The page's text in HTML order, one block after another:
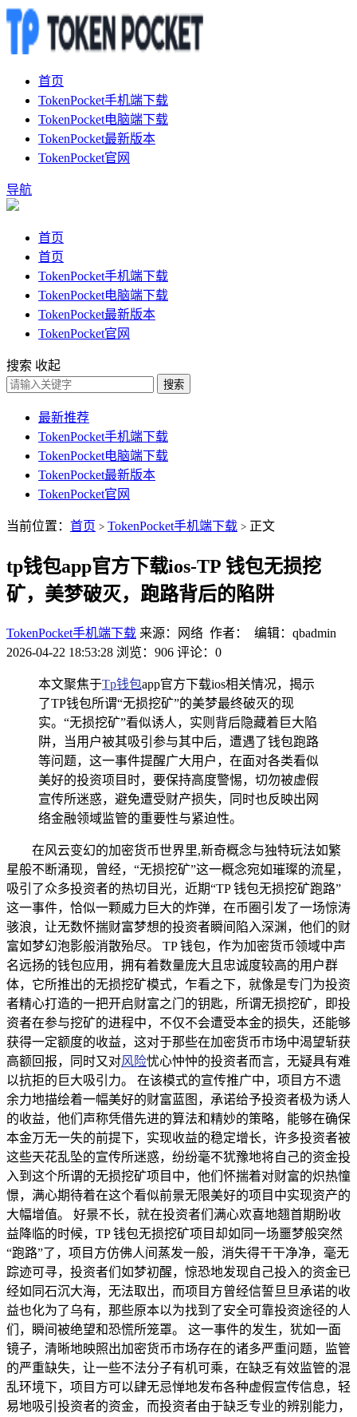
首页
TokenPocket手机端下载
TokenPocket电脑端下载
TokenPocket最新版本
TokenPocket官网
导航
首页
首页
TokenPocket手机端下载
TokenPocket电脑端下载
TokenPocket最新版本
TokenPocket官网
搜索 收起
搜索
最新推荐
TokenPocket手机端下载
TokenPocket电脑端下载
TokenPocket最新版本
TokenPocket官网
当前位置： 首页 > TokenPocket手机端下载 > 正文
tp钱包app官方下载ios-TP 钱包无损挖
矿，美梦破灭，跑路背后的陷阱
TokenPocket手机端下载 来源：网络 作者： 编辑：qbadmin
2026-04-22 18:53:28 浏览：906 评论：0
本文聚焦于Tp钱包app官方下载ios相关情况，揭示
了TP钱包所谓“无损挖矿”的美梦最终破灭的现
实。“无损挖矿”看似诱人，实则背后隐藏着巨大陷
阱，当用户被其吸引参与其中后，遭遇了钱包跑路
等问题，这一事件提醒广大用户，在面对各类看似
美好的投资项目时，要保持高度警惕，切勿被虚假
宣传所迷惑，避免遭受财产损失，同时也反映出网
络金融领域监管的重要性与紧迫性。
在风云变幻的加密货币世界里,新奇概念与独特玩法如繁
星般不断涌现，曾经，“无损挖矿”这一概念宛如璀璨的流星，
吸引了众多投资者的热切目光，近期“TP 钱包无损挖矿跑路”
这一事件，恰似一颗威力巨大的炸弹，在币圈引发了一场惊涛
骇浪，让无数怀揣财富梦想的投资者瞬间陷入深渊，他们的财
富如梦幻泡影般消散殆尽。 TP 钱包，作为加密货币领域中声
名远扬的钱包应用，拥有着数量庞大且忠诚度较高的用户群
体，它所推出的无损挖矿模式，乍看之下，就像是专门为投资
者精心打造的一把开启财富之门的钥匙，所谓无损挖矿，即投
资者在参与挖矿的进程中，不仅不会遭受本金的损失，还能够
获得一定额度的收益，这对于那些在加密货币市场中渴望斩获
高额回报，同时又对风险忧心忡忡的投资者而言，无疑具有难
以抗拒的巨大吸引力。 在该模式的宣传推广中，项目方不遗
余力地描绘着一幅美好的财富蓝图，承诺给予投资者极为诱人
的收益，他们声称凭借先进的算法和精妙的策略，能够在确保
本金万无一失的前提下，实现收益的稳定增长，许多投资者被
这些天花乱坠的宣传所迷惑，纷纷毫不犹豫地将自己的资金投
入到这个所谓的无损挖矿项目中，他们怀揣着对财富的炽热憧
憬，满心期待着在这个看似前景无限美好的项目中实现资产的
大幅增值。 好景不长，就在投资者们满心欢喜地翘首期盼收
益降临的时候，TP 钱包无损挖矿项目却如同一场噩梦般突然
“跑路”了，项目方仿佛人间蒸发一般，消失得干干净净，毫无
踪迹可寻，投资者们如梦初醒，惊恐地发现自己投入的资金已
经如同石沉大海，无法取出，而项目方曾经信誓旦旦承诺的收
益也化为了乌有，那些原本以为找到了安全可靠投资途径的人
们，瞬间被绝望和恐慌所笼罩。 这一事件的发生，犹如一面
镜子，清晰地映照出加密货币市场存在的诸多严重问题，监管
的严重缺失，让一些不法分子有机可乘，在缺乏有效监管的混
乱环境下，项目方可以肆无忌惮地发布各种虚假宣传信息，轻
易地吸引投资者的资金，而投资者由于缺乏专业的辨别能力，